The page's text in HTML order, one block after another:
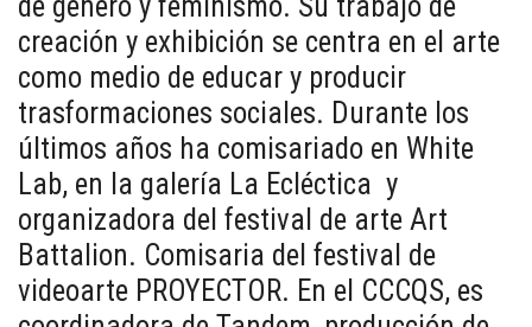
creación y exhibición se centra en el arte
como medio de educar y producir
trasformaciones sociales. Durante los
últimos años ha comisariado en White
Lab, en la galería La Ecléctica y
organizadora del festival de arte Art
Battalion. Comisaria del festival de
videoarte PROYECTOR. En el CCCQS, es